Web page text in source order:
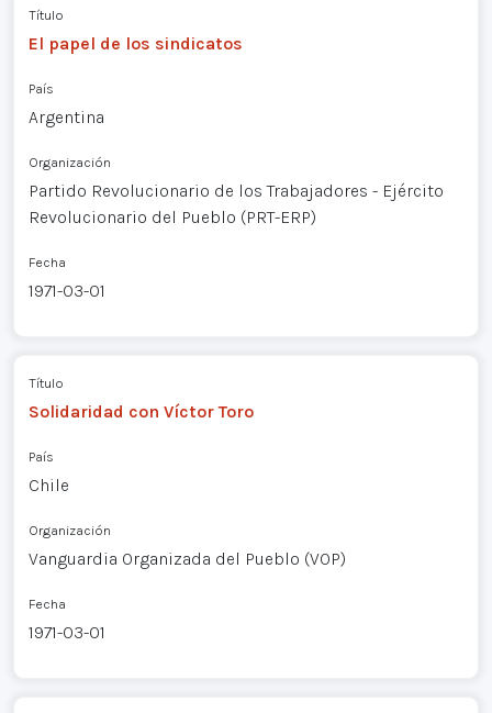
Título
El papel de los sindicatos
País
Argentina
Organización
Partido Revolucionario de los Trabajadores - Ejército
Revolucionario del Pueblo (PRT-ERP)
Fecha
1971-03-01
Título
Solidaridad con Víctor Toro
País
Chile
Organización
Vanguardia Organizada del Pueblo (VOP)
Fecha
1971-03-01